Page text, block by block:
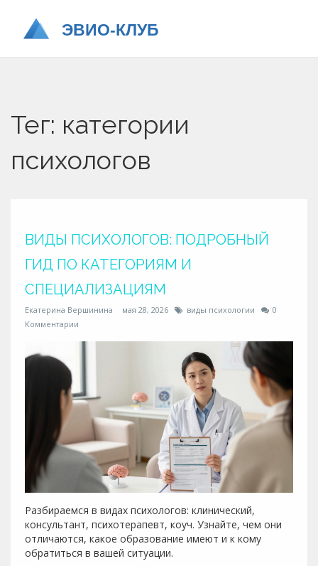
Тег: категории
психологов
ВИДЫ ПСИХОЛОГОВ: ПОДРОБНЫЙ
ГИД ПО КАТЕГОРИЯМ И
СПЕЦИАЛИЗАЦИЯМ
Екатерина Вершинина мая 28, 2026 виды психологии
0
Комментарии
Разбираемся в видах психологов: клинический,
консультант, психотерапевт, коуч. Узнайте, чем они
отличаются, какое образование имеют и к кому
обратиться в вашей ситуации.